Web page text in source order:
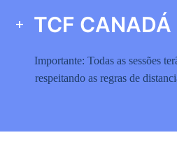
TCF CANADÁ
Importante: Todas as sessões
respeitando as regras de